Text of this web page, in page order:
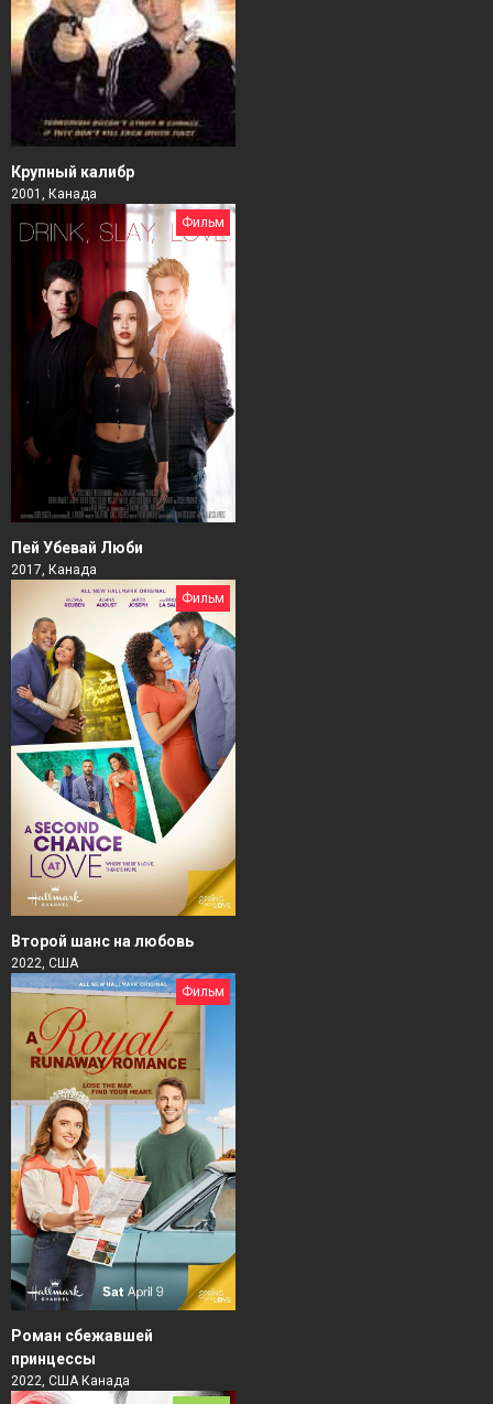
Крупный калибр
2001, Канада
Фильм
Пей Убевай Люби
2017, Канада
Фильм
Второй шанс на любовь
2022, США
Фильм
Роман сбежавшей
принцессы
2022, США Канада